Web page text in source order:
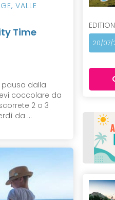
, VALLE
Time
dalla
coccolare da
2 o 3
da ...
EDITION
20/